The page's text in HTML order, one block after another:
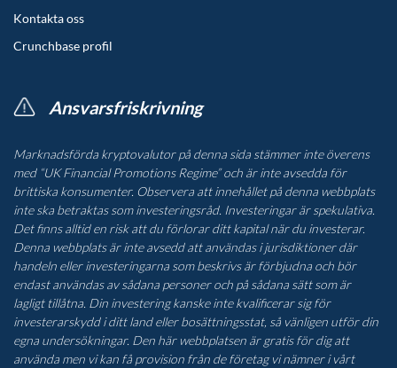
Kontakta oss
Crunchbase profil
Ansvarsfriskrivning
Marknadsförda kryptovalutor på denna sida stämmer inte överens
med “UK Financial Promotions Regime” och är inte avsedda för
brittiska konsumenter. Observera att innehållet på denna webbplats
inte ska betraktas som investeringsråd. Investeringar är spekulativa.
Det finns alltid en risk att du förlorar ditt kapital när du investerar.
Denna webbplats är inte avsedd att användas i jurisdiktioner där
handeln eller investeringarna som beskrivs är förbjudna och bör
endast användas av sådana personer och på sådana sätt som är
lagligt tillåtna. Din investering kanske inte kvalificerar sig för
investerarskydd i ditt land eller bosättningsstat, så vänligen utför din
egna undersökningar. Den här webbplatsen är gratis för dig att
använda men vi kan få provision från de företag vi nämner i vårt